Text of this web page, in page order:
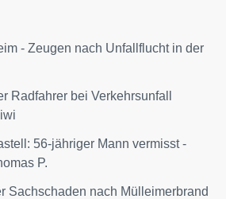
- Zeugen nach Unfallflucht in der
Radfahrer bei Verkehrsunfall
56-jähriger Mann vermisst -
P.
Sachschaden nach Mülleimerbrand